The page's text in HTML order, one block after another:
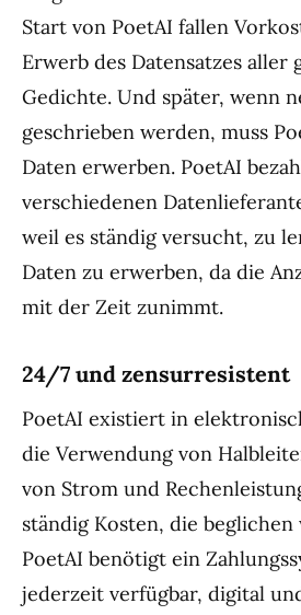
Start von PoetAI fallen
Erwerb des Datensatzes aller
Gedichte. Und später, wenn
geschrieben werden, muss
Daten erwerben. PoetAI
verschiedenen
weil es ständig versucht, zu
Daten zu erwerben, da die
mit der Zeit zunimmt.
24/7 und zensurresistent
PoetAI existiert in
die Verwendung von
von Strom und
ständig Kosten, die beglichen
PoetAI benötigt ein
jederzeit verfügbar, digital